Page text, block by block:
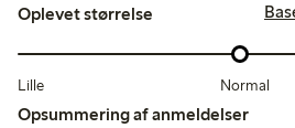
Oplevet størrelse
Lille Normal
Opsummering af anmeldelser